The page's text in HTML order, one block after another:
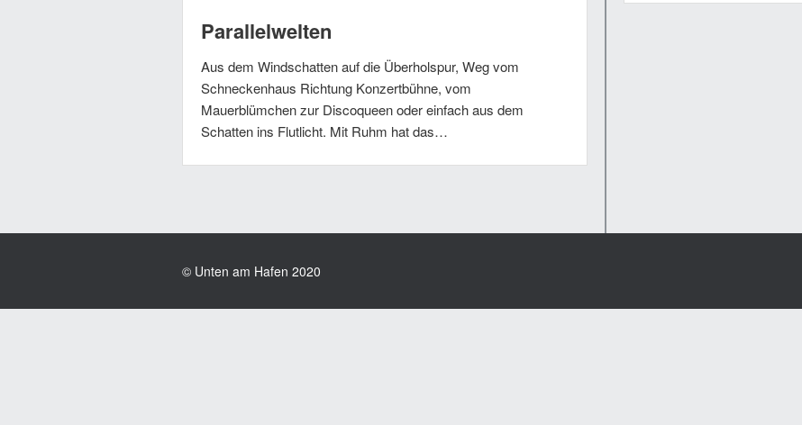
Parallelwelten
Aus dem Windschatten auf die Überholspur, Weg vom
Schneckenhaus Richtung Konzertbühne, vom
Mauerblümchen zur Discoqueen oder einfach aus dem
Schatten ins Flutlicht. Mit Ruhm hat das…
© Unten am Hafen 2020